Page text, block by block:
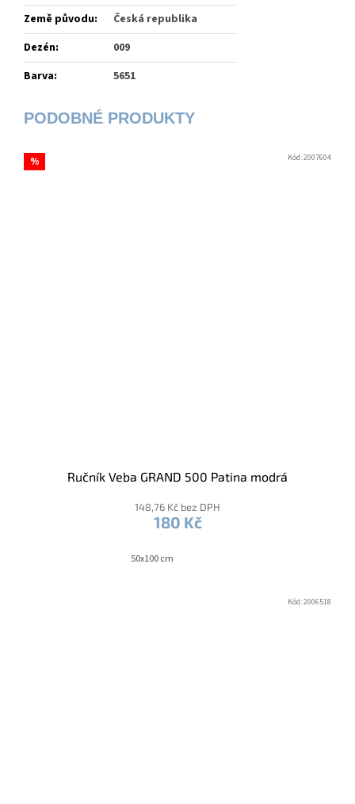
Země původu:
Česká republika
Dezén:
009
Barva: 5651
%
Ručník Veba GRAND 500 Patina modrá
148,76 Kč bez DPH
180 Kč
50x100 cm
Kód:2007604
Kód:2006518